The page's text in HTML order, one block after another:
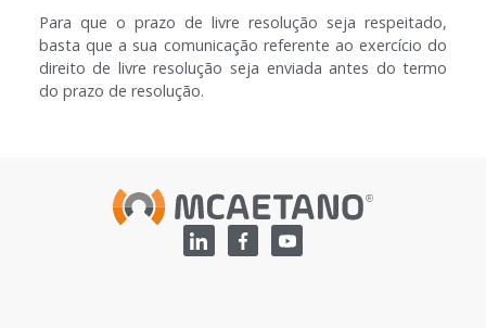
Para que o prazo de livre resolução seja respeitado,
basta que a sua comunicação referente ao exercício do
direito de livre resolução seja enviada antes do termo
do prazo de resolução.